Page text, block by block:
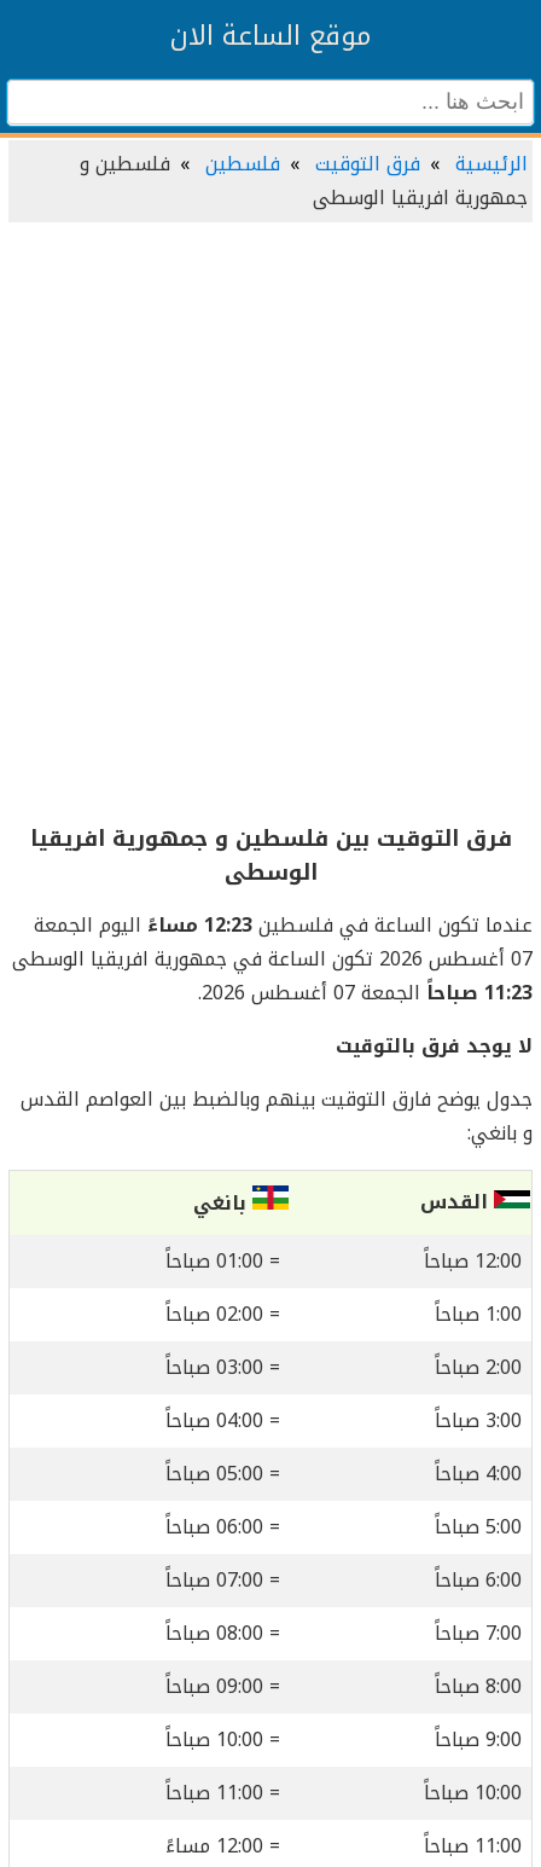
موقع الساعة الان
الرئيسية فرق التوقيت فلسطين
فلسطين و
جمهورية افريقيا الوسطى
فرق التوقيت بين فلسطين و جمهورية افريقيا
الوسطى
عندما تكون الساعة في فلسطين12:23 مساءً
اليوم الجمعة
07 أغسطس 2026 تكون الساعة في جمهورية افريقيا الوسطى
11:23 صباحاً
الجمعة 07 أغسطس 2026.
لا يوجد فرق بالتوقيت
جدول يوضح فارق التوقيت بينهم وبالضبط بين العواصم القدس
و بانغي:
القدس
بانغي
12:00 صباحاً
= 01:00 صباحاً
1:00 صباحاً
= 02:00 صباحاً
2:00 صباحاً
= 03:00 صباحاً
3:00 صباحاً
= 04:00 صباحاً
4:00 صباحاً
= 05:00 صباحاً
5:00 صباحاً
= 06:00 صباحاً
6:00 صباحاً
= 07:00 صباحاً
7:00 صباحاً
= 08:00 صباحاً
8:00 صباحاً
= 09:00 صباحاً
9:00 صباحاً
= 10:00 صباحاً
10:00 صباحاً
= 11:00 صباحاً
11:00 صباحاً
= 12:00 مساءً